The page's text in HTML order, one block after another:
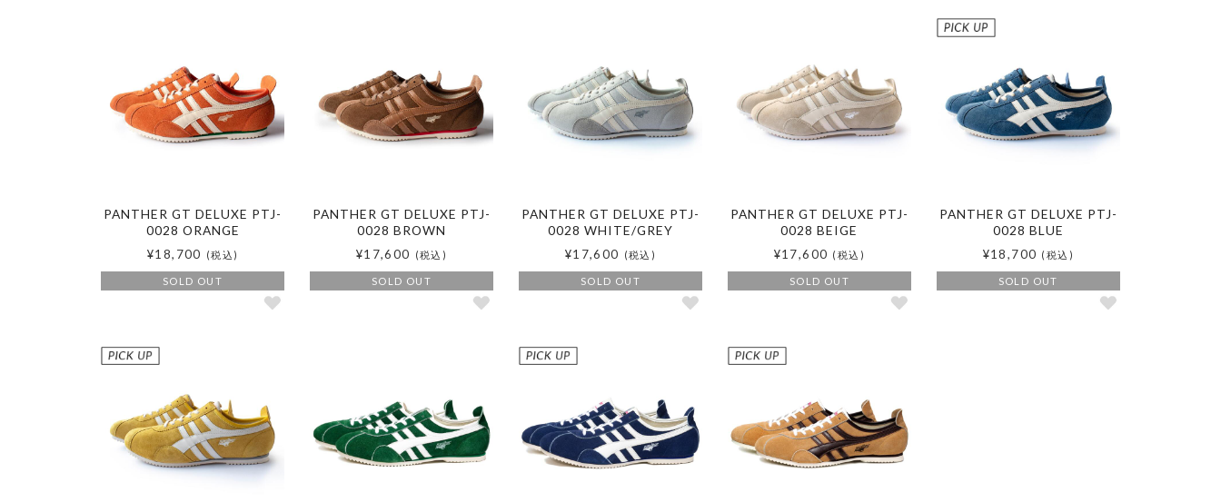
PANTHER GT DELUXE PTJ-
0028 ORANGE
¥18,700 (税込)
SOLD OUT
PANTHER GT DELUXE PTJ-
0028 BROWN
¥17,600 (税込)
SOLD OUT
PANTHER GT DELUXE PTJ-
0028 WHITE/GREY
¥17,600 (税込)
SOLD OUT
PANTHER GT DELUXE PTJ-
0028 BEIGE
¥17,600 (税込)
SOLD OUT
PANTHER GT DELUXE PTJ-
0028 BLUE
¥18,700 (税込)
SOLD OUT